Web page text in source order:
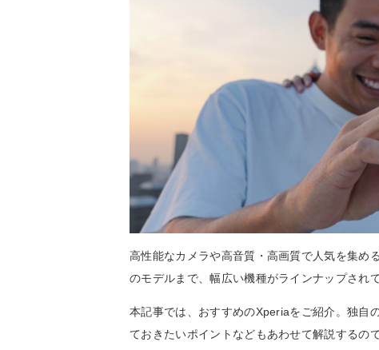
高性能なカメラや高音質・高画質で人気を集め
のモデルまで、幅広い機種がラインナップされて
本記事では、おすすめのXperiaをご紹介。独自
ておきたいポイントなどもあわせて解説するの